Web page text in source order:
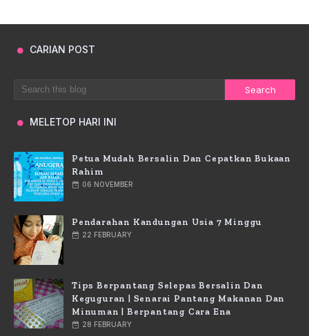
CARIAN POST
MELETOP HARI INI
Petua Mudah Bersalin Dan Cepatkan Bukaan
Rahim
06 NOVEMBER
Pendarahan Kandungan Usia 7 Minggu
22 FEBRUARY
Tips Berpantang Selepas Bersalin Dan
Keguguran | Senarai Pantang Makanan Dan
Minuman | Berpantang Cara Ena
28 FEBRUARY